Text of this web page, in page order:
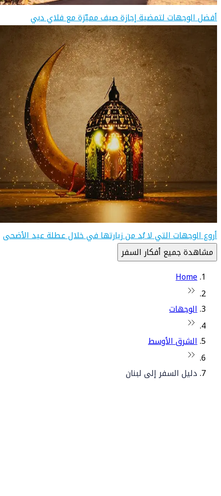
أفضل الوجهات لتمضية إجازة صيف مميّزة مع فلاي دبي
أروع الوجهات التي لا بُد من زيارتها في خلال عطلة عيد الأضحى
مشاهدة جميع أفكار السفر
Home
الوجهات
الشرق الأوسط
دليل السفر إلى لبنان